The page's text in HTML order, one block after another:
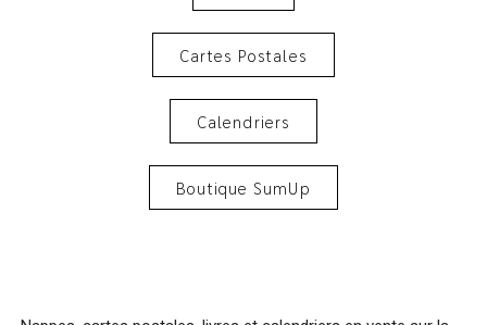
Cartes Postales
Calendriers
Boutique SumUp